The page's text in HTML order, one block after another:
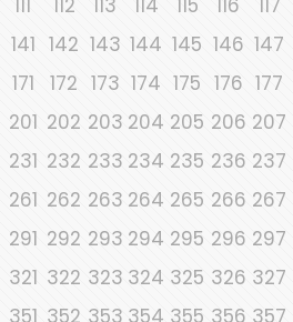
111 112 113 114 115 116 117
141 142 143 144 145 146 147
171 172 173 174 175 176 177
201 202 203 204 205 206 207
231 232 233 234 235 236 237
261 262 263 264 265 266 267
291 292 293 294 295 296 297
321 322 323 324 325 326 327